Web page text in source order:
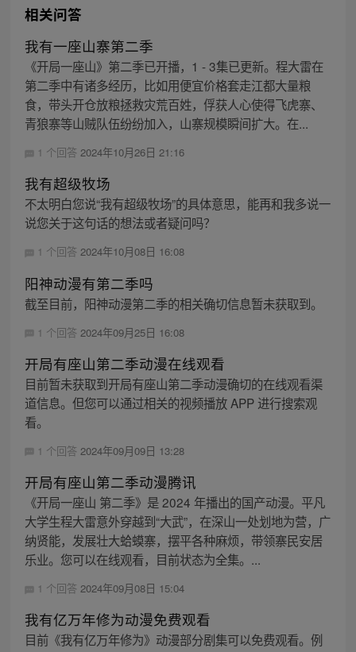
相关问答
我有一座山寨第二季
《开局一座山》第二季已开播，1 - 3集已更新。程大雷在
第二季中有诸多经历，比如用便宜价格套走江都大量粮
食，带头开仓放粮拯救灾荒百姓，俘获人心使得飞虎寨、
青狼寨等山贼队伍纷纷加入，山寨规模瞬间扩大。在...
1 个回答 2024年10月26日 21:16
我有超级牧场
不太明白您说“我有超级牧场”的具体意思，能再和我多说一
说您关于这句话的想法或者疑问吗？
1 个回答 2024年10月08日 16:08
阳神动漫有第二季吗
截至目前，阳神动漫第二季的相关确切信息暂未获取到。
1 个回答 2024年09月25日 16:08
开局有座山第二季动漫在线观看
目前暂未获取到开局有座山第二季动漫确切的在线观看渠
道信息。但您可以通过相关的视频播放 APP 进行搜索观
看。
1 个回答 2024年09月09日 13:28
开局有座山第二季动漫腾讯
《开局一座山 第二季》是 2024 年播出的国产动漫。平凡
大学生程大雷意外穿越到“大武”，在深山一处划地为营，广
纳贤能，发展壮大蛤蟆寨，摆平各种麻烦，带领寨民安居
乐业。您可以在线观看，目前状态为全集。...
1 个回答 2024年09月08日 15:04
我有亿万年修为动漫免费观看
目前《我有亿万年修为》动漫部分剧集可以免费观看。例